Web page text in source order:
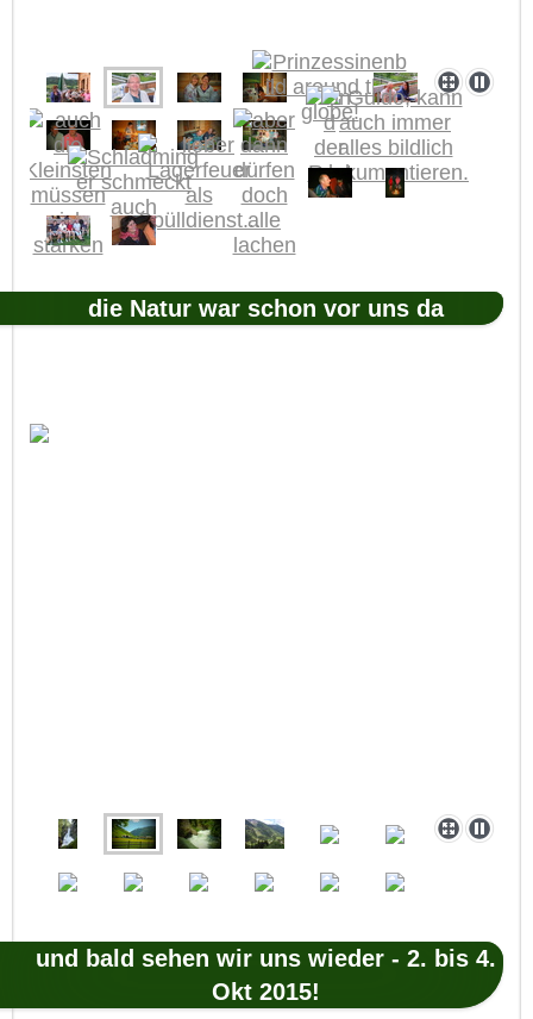
die Natur war schon vor uns da
und bald sehen wir uns wieder - 2. bis 4.
Okt 2015!